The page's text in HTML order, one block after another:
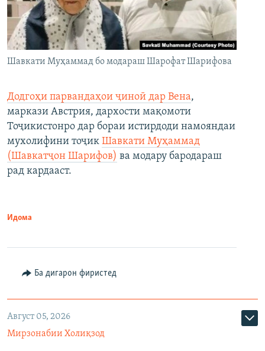
Шавкати Муҳаммад бо модараш Шарофат Шарифова
Додгоҳи парвандаҳои ҷиноӣ дар Вена,
маркази Австрия, дархости мақомоти
Тоҷикистонро дар бораи истирдоди намояндаи
мухолифини тоҷик Шавкати Муҳаммад
(Шавкатҷон Шарифов) ва модару бародараш
рад кардааст.
Идома
Ба дигарон фиристед
Август 05, 2026
Мирзонабии Холиқзод